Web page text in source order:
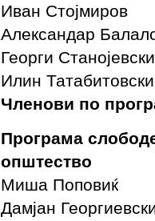
Иван Стојмиров
Александар
Георги Станојевски
Илин Татабитовски
Членови по
Програма
општество
Миша Поповиќ
Дамјан